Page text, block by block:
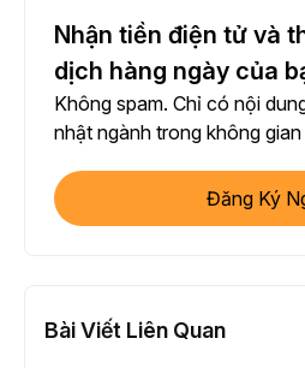
Nhận tiền điện tử và
dịch hàng ngày của
Không spam. Chỉ có nội
nhật ngành trong không
Đăng Ký
Bài Viết Liên Quan